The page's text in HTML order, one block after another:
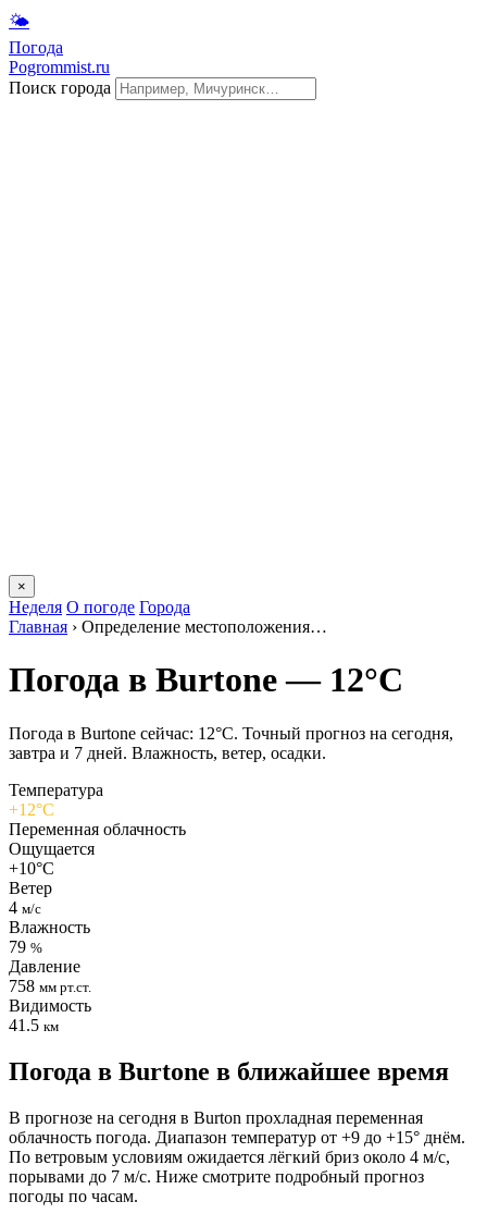
🌤
Погода
Pogrommist.ru
Поиск города
×
Неделя О погоде Города
Главная › Определение местоположения…
Погода в Burtonе — 12°C
Погода в Burtonе сейчас: 12°C. Точный прогноз на сегодня,
завтра и 7 дней. Влажность, ветер, осадки.
Температура
+12°C
Переменная облачность
Ощущается
+10°C
Ветер
4 м/с
Влажность
79 %
Давление
758 мм рт.ст.
Видимость
41.5 км
Погода в Burtonе в ближайшее время
В прогнозе на сегодня в Burton прохладная переменная
облачность погода. Диапазон температур от +9 до +15° днём.
По ветровым условиям ожидается лёгкий бриз около 4 м/с,
порывами до 7 м/с. Ниже смотрите подробный прогноз
погоды по часам.